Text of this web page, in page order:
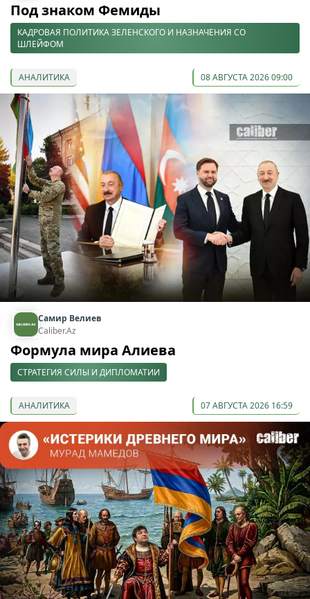
Под знаком Фемиды
КАДРОВАЯ ПОЛИТИКА ЗЕЛЕНСКОГО И НАЗНАЧЕНИЯ СО
ШЛЕЙФОМ
АНАЛИТИКА 08 АВГУСТА 2026 09:00
Самир Велиев
Caliber.Az
Формула мира Алиева
СТРАТЕГИЯ СИЛЫ И ДИПЛОМАТИИ
АНАЛИТИКА 07 АВГУСТА 2026 16:59